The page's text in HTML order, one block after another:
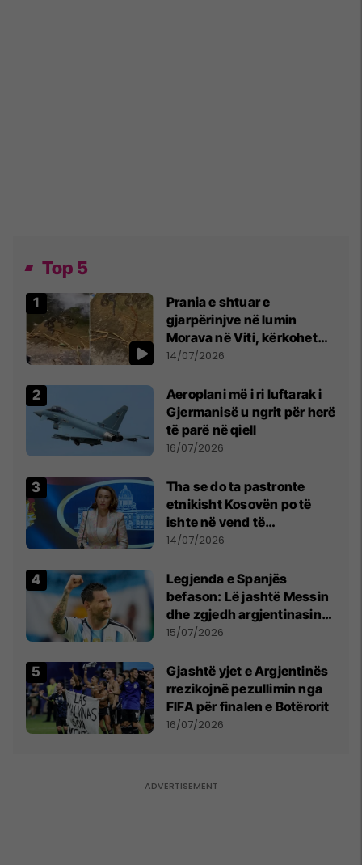
Top 5
Prania e shtuar e
gjarpërinjve në lumin
Morava në Viti, kërkohet
kujdes nga qytetarët
14/07/2026
Aeroplani më i ri luftarak i
Gjermanisë u ngrit për herë
të parë në qiell
16/07/2026
Tha se do ta pastronte
etnikisht Kosovën po të
ishte në vend të
Millosheviqit, Lëvizja e
kërkon shkarkimin e
menjëhershëm të
Snezhana Paunoviq
14/07/2026
Legjenda e Spanjës
befason: Lë jashtë Messin
dhe zgjedh argjentinasin
më të mirë në botë
15/07/2026
Gjashtë yjet e Argjentinës
rrezikojnë pezullimin nga
FIFA për finalen e Botërorit
16/07/2026